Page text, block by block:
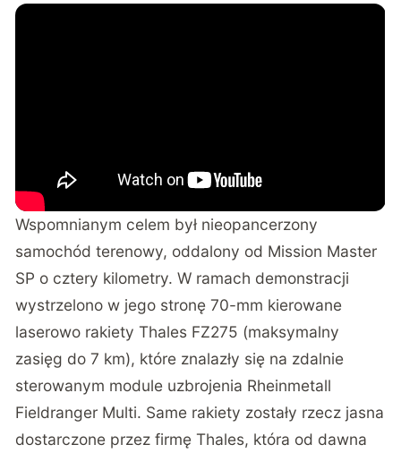
Wspomnianym celem był nieopancerzony
samochód terenowy, oddalony od Mission Master
SP o cztery kilometry. W ramach demonstracji
wystrzelono w jego stronę 70-mm kierowane
laserowo rakiety Thales FZ275 (maksymalny
zasięg do 7 km), które znalazły się na zdalnie
sterowanym module uzbrojenia Rheinmetall
Fieldranger Multi. Same rakiety zostały rzecz jasna
dostarczone przez firmę Thales, która od dawna